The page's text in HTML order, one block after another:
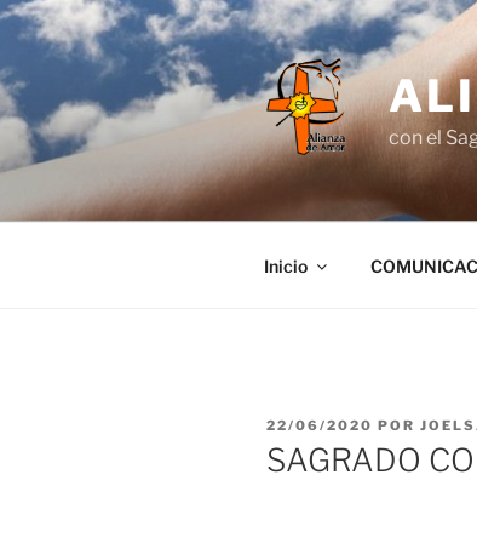
Saltar
contenido
con el
Inicio
PUBLICADO
EL
22/06/2020 POR
SAGRADO